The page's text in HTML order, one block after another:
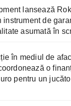
lansează
instrument de
asumată în
în mediul de
o
pentru un